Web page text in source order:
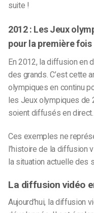
suite !
2012 : Les Jeux
pour la première fois
En 2012, la diffusion en
des grands. C’est cette
olympiques en continu
les Jeux olympiques de
soient diffusés en direct.
Ces exemples ne
l’histoire de la diffusion
la situation actuelle des
La diffusion vidéo
Aujourd’hui, la diffusion